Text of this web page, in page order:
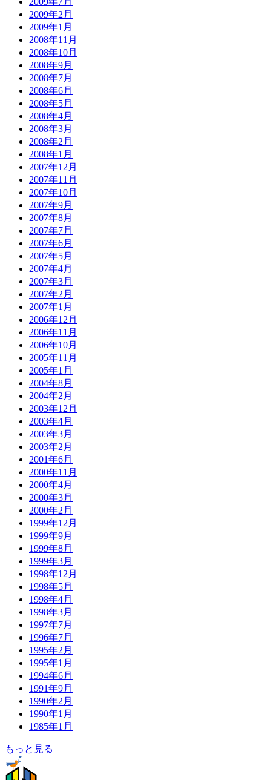
2009年2月
2009年1月
2008年11月
2008年10月
2008年9月
2008年7月
2008年6月
2008年5月
2008年4月
2008年3月
2008年2月
2008年1月
2007年12月
2007年11月
2007年10月
2007年9月
2007年8月
2007年7月
2007年6月
2007年5月
2007年4月
2007年3月
2007年2月
2007年1月
2006年12月
2006年11月
2006年10月
2005年11月
2005年1月
2004年8月
2004年2月
2003年12月
2003年4月
2003年3月
2003年2月
2001年6月
2000年11月
2000年4月
2000年3月
2000年2月
1999年12月
1999年9月
1999年8月
1999年3月
1998年12月
1998年5月
1998年4月
1998年3月
1997年7月
1996年7月
1995年2月
1995年1月
1994年6月
1991年9月
1990年2月
1990年1月
1985年1月
もっと見る